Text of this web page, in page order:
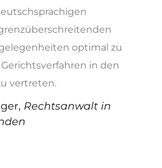
optimal zu
in den
vertreten.
Rechtsanwalt in